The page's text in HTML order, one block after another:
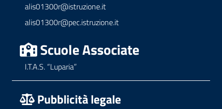
alis01300r@istruzione.it
alis01300r@pec.istruzione.it
Scuole Associate
I.T.A.S. “Luparia”
Pubblicità legale